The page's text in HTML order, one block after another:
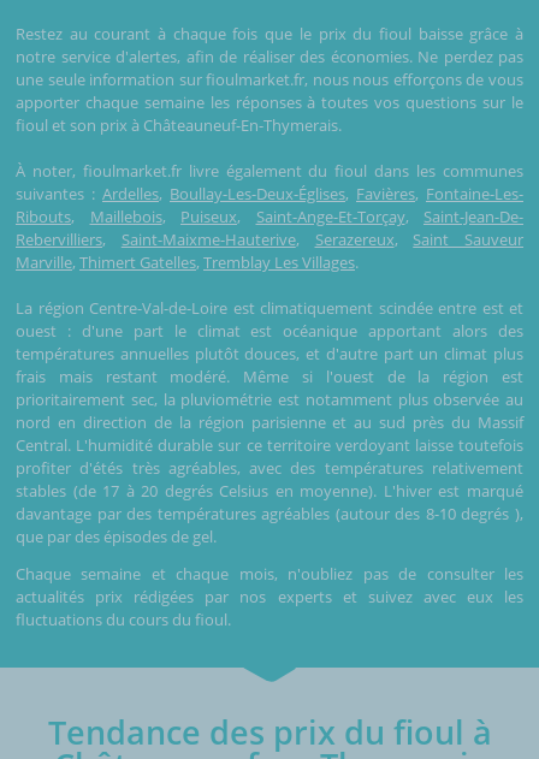
Restez au courant à chaque fois que le prix du fioul baisse grâce à
notre service d'alertes, afin de réaliser des économies. Ne perdez pas
une seule information sur fioulmarket.fr, nous nous efforçons de vous
apporter chaque semaine les réponses à toutes vos questions sur le
fioul et son prix à Châteauneuf-En-Thymerais.
À noter, fioulmarket.fr livre également du fioul dans les communes
suivantes : Ardelles, Boullay-Les-Deux-Églises, Favières, Fontaine-Les-
Ribouts, Maillebois, Puiseux, Saint-Ange-Et-Torçay, Saint-Jean-De-
Rebervilliers, Saint-Maixme-Hauterive, Serazereux, Saint Sauveur
Marville, Thimert Gatelles, Tremblay Les Villages.
La région Centre-Val-de-Loire est climatiquement scindée entre est et
ouest : d'une part le climat est océanique apportant alors des
températures annuelles plutôt douces, et d'autre part un climat plus
frais mais restant modéré. Même si l'ouest de la région est
prioritairement sec, la pluviométrie est notamment plus observée au
nord en direction de la région parisienne et au sud près du Massif
Central. L'humidité durable sur ce territoire verdoyant laisse toutefois
profiter d'étés très agréables, avec des températures relativement
stables (de 17 à 20 degrés Celsius en moyenne). L'hiver est marqué
davantage par des températures agréables (autour des 8-10 degrés ),
que par des épisodes de gel.
Chaque semaine et chaque mois, n'oubliez pas de consulter les
actualités prix rédigées par nos experts et suivez avec eux les
fluctuations du cours du fioul.
Tendance des prix du fioul à